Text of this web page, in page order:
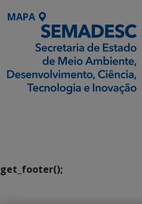
MAPA
get_footer();